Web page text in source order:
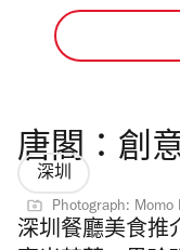
唐閣：創
深圳
Photograph: Momo
深圳餐廳美食推